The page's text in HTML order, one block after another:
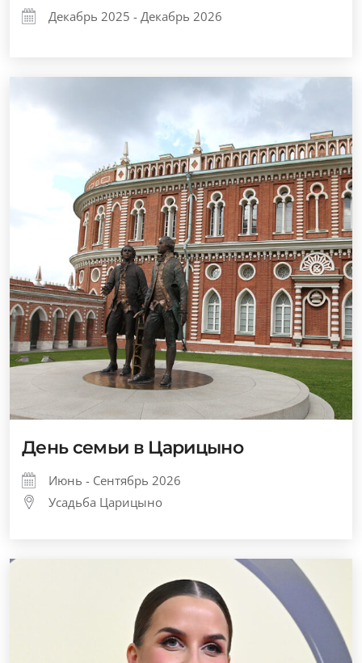
Декабрь 2025 - Декабрь 2026
День семьи в Царицыно
Июнь - Сентябрь 2026
Усадьба Царицыно